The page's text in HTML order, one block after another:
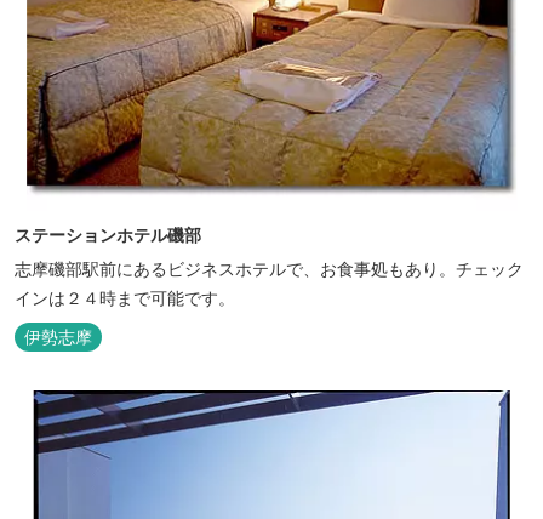
ステーションホテル磯部
志摩磯部駅前にあるビジネスホテルで、お食事処もあり。チェック
インは２４時まで可能です。
伊勢志摩